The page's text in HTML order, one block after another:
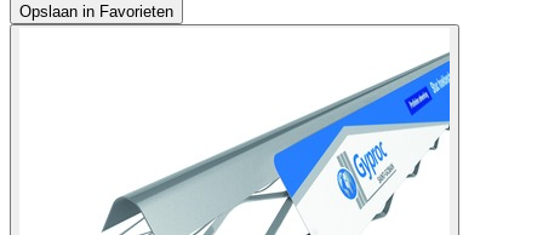
Opslaan in Favorieten